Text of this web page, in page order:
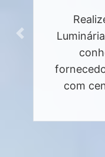
com
Previous